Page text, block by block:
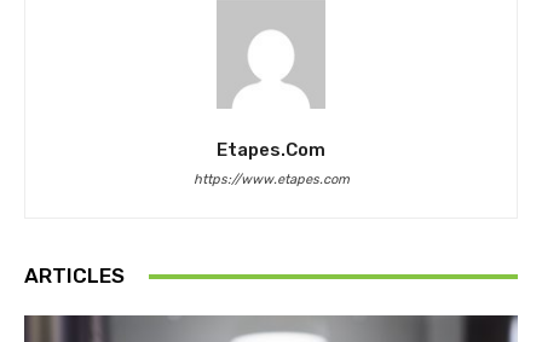
Etapes.com
https://www.etapes.com
ARTICLES